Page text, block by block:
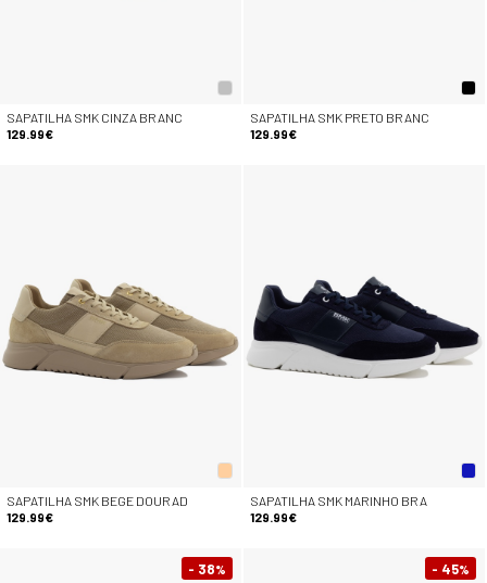
SAPATILHA SMK CINZA BRANC
129.99€
SAPATILHA SMK PRETO BRANC
129.99€
SAPATILHA SMK BEGE DOURAD
129.99€
SAPATILHA SMK MARINHO BRA
129.99€
- 38% - 45%